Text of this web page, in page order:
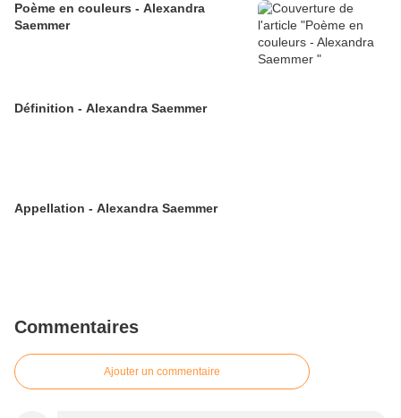
Poème en couleurs - Alexandra
Saemmer
Définition - Alexandra Saemmer
Appellation - Alexandra Saemmer
Commentaires
Ajouter un commentaire